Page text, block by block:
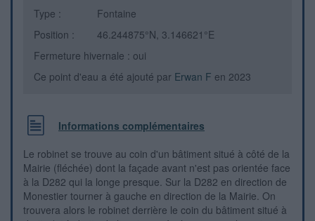
Type :
Fontaine
Position :
46.244875°N, 3.146621°E
Fermeture hivernale : oui
Ce point d'eau a été ajouté par Erwan F en 2023
Informations complémentaires
Le robinet se trouve au coin d'un bâtiment situé à côté de la
Mairie (fléchée) dont la façade avant n'est pas orientée face
à la D282 qui la longe presque. Sur la D282 en direction de
Monestier tourner à gauche en direction de la Mairie. On
trouvera alors le robinet derrière le coin du bâtiment situé à